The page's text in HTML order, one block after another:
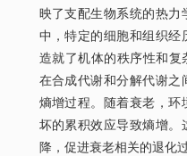
映了支配生物系统的热力
中，特定的细胞和组织经
造就了机体的秩序性和复
在合成代谢和分解代谢之
熵增过程。随着衰老，环
坏的累积效应导致熵增。
降，促进衰老相关的退化过